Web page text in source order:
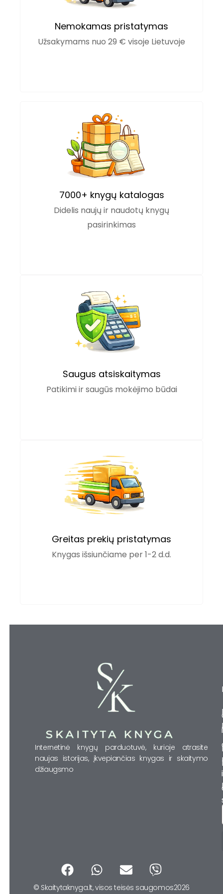
Nemokamas pristatymas
Užsakymams nuo 29 € visoje Lietuvoje
7000+ knygų katalogas
Didelis naujų ir naudotų knygų
pasirinkimas
Saugus atsiskaitymas
Patikimi ir saugūs mokėjimo būdai
Greitas prekių pristatymas
Knygas išsiunčiame per 1-2 d.d.
Internetinė knygų parduotuvė, kurioje atrasite
naujas istorijas, įkvepiančias knygas ir skaitymo
džiaugsmo
F
a
W
h
E
n
V
© Skaitytaknyga.lt, visos teisės saugomos2026